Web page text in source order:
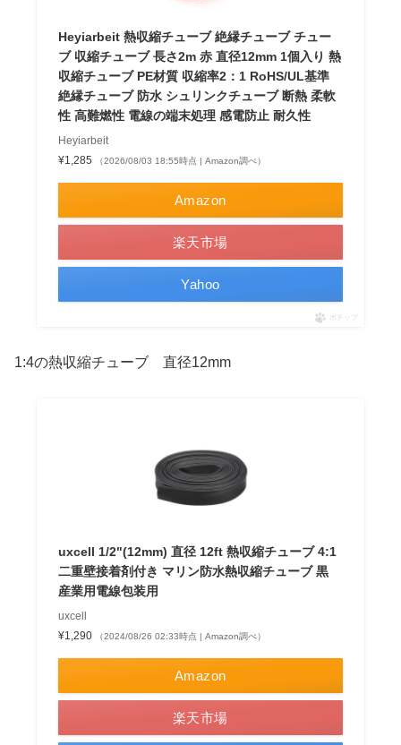
Heyiarbeit 熱収縮チューブ 絶縁チューブ チュー
ブ 収縮チューブ 長さ2m 赤 直径12mm 1個入り 熱
収縮チューブ PE材質 収縮率2：1 RoHS/UL基準
絶縁チューブ 防水 シュリンクチューブ 断熱 柔軟
性 高難燃性 電線の端末処理 感電防止 耐久性
Heyiarbeit
¥1,285
（2026/08/03 18:55時点 | Amazon調べ）
Amazon
楽天市場
Yahoo
ポチップ
1:4の熱収縮チューブ 直径12mm
uxcell 1/2"(12mm) 直径 12ft 熱収縮チューブ 4:1
二重壁接着剤付き マリン防水熱収縮チューブ 黒
産業用電線包装用
uxcell
¥1,290
（2024/08/26 02:33時点 | Amazon調べ）
Amazon
楽天市場